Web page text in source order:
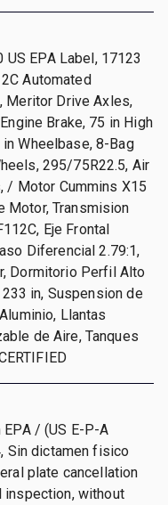
EPA Label, 17123
Automated
Meritor Drive Axles,
Brake, 75 in High
Wheelbase, 8-Bag
295/75R22.5, Air
/ Motor Cummins X15
Motor, Transmision
Eje Frontal
Diferencial 2.79:1,
Dormitorio Perfil Alto
in, Suspension de
Llantas
de Aire, Tanques
/ (US E-P-A
Sin dictamen fisico
plate cancellation
inspection, without